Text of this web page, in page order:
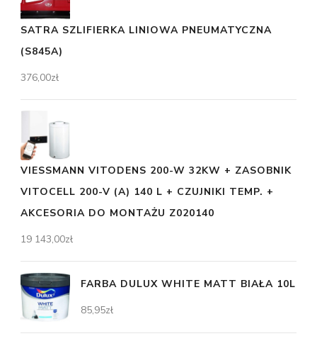
SATRA SZLIFIERKA LINIOWA PNEUMATYCZNA
(S845A)
376,00zł
VIESSMANN VITODENS 200-W 32KW + ZASOBNIK
VITOCELL 200-V (A) 140 L + CZUJNIKI TEMP. +
AKCESORIA DO MONTAŻU Z020140
19 143,00zł
FARBA DULUX WHITE MATT BIAŁA 10L
85,95zł